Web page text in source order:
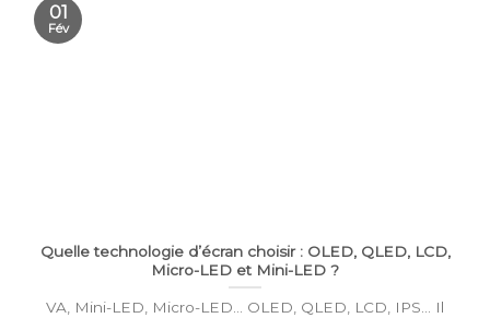
Quelle technologie d’écran choisir : OLED, QLED, LCD,
Micro-LED et Mini-LED ?
VA, Mini-LED, Micro-LED… OLED, QLED, LCD, IPS… Il
01
Fév